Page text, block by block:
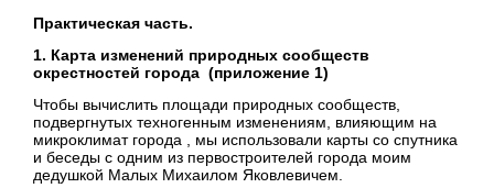
Практическая часть.
1. Карта изменений природных сообществ
окрестностей города (приложение 1)
Чтобы вычислить площади природных сообществ,
подвергнутых техногенным изменениям, влияющим на
микроклимат города , мы использовали карты со спутника
и беседы с одним из первостроителей города моим
дедушкой Малых Михаилом Яковлевичем.